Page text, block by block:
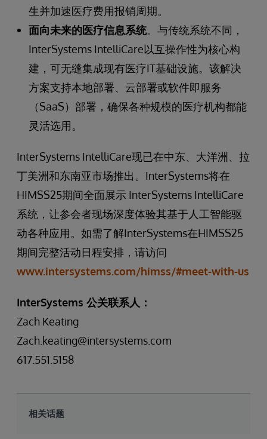
生并加速医疗费用报销周期。
面向未来的医疗信息系统。与传统系统不同，
InterSystems IntelliCare以互操作性为核心构
建，可无缝集成现有医疗IT基础设施。该解决
方案支持本地部署、云部署或软件即服务
（SaaS）部署，确保各种规模的医疗机构都能
灵活选用。
InterSystems IntelliCare现已在中东、大洋洲、拉
丁美洲和东南亚市场推出。InterSystems将在
HIMSS25期间全面展示 InterSystems IntelliCare
系统，让参会者现场深度体验其基于人工智能驱
动各种应用。如需了解InterSystems在HIMSS25
期间完整活动日程安排，请访问
www.intersystems.com/himss/#meet-with-us
InterSystems 公关联系人：
Zach Keating
Zach.keating@intersystems.com
617.551.5158
相关话题